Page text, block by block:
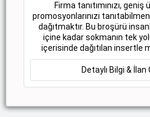
Firma tanıtımınızı,
promosyonlarınızı
dağıtmaktır. Bu broşürü
içine kadar sokmanın tek
içerisinde dağıtılan insertle
Detaylı Bilgi & İlan